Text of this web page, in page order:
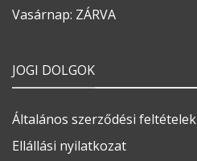
Vasárnap: ZÁRVA
JOGI DOLGOK
Általános szerződési feltételek
Ellállási nyilatkozat